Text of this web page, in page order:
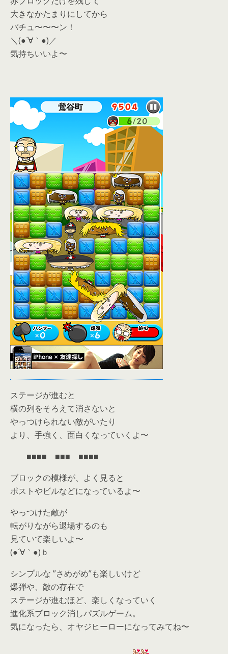
大きなかたまりにしてから
バチュ〜〜〜ン！
＼(●´∀｀●)／
気持ちいいよ〜
ステージが進むと
横の列をそろえて消さないと
やっつけられない敵がいたり
より、手強く、面白くなっていくよ〜
■■■■ ■■■ ■■■■
ブロックの模様が、よく見ると
ポストやビルなどになっているよ〜
やっつけた敵が
転がりながら退場するのも
見ていて楽しいよ〜
(●´∀｀●)ｂ
シンプルな ”さめがめ”も楽しいけど
爆弾や、敵の存在で
ステージが進むほど、楽しくなっていく
進化系ブロック消しパズルゲーム。
気になったら、オヤジヒーローになってみてね〜